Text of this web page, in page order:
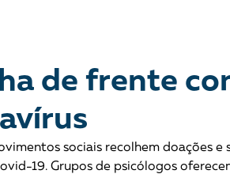
Combate ao racismo
Crianças e adolescentes
de frente
sociais recolhem doações
19. Grupos de psicólogos